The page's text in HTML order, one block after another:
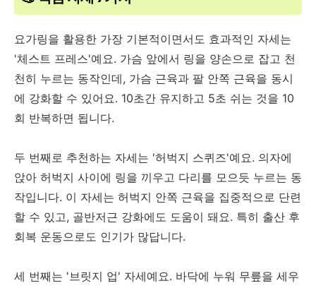
요가링을 활용한 가장 기본적이면서도 효과적인 자세는
'체스트 프레스'예요. 가슴 앞에서 링을 양손으로 잡고 천
천히 누르는 동작인데, 가슴 근육과 팔 안쪽 근육을 동시
에 강화할 수 있어요. 10초간 유지하고 5초 쉬는 것을 10
회 반복하면 됩니다.
두 번째로 추천하는 자세는 '허벅지 스퀴즈'예요. 의자에
앉아 허벅지 사이에 링을 끼우고 다리를 모으듯 누르는 동
작입니다. 이 자세는 허벅지 안쪽 근육을 집중적으로 단련
할 수 있고, 골반저근 강화에도 도움이 돼요. 특히 출산 후
회복 운동으로도 인기가 많답니다.
세 번째는 '브릿지 업' 자세예요. 바닥에 누워 무릎을 세우